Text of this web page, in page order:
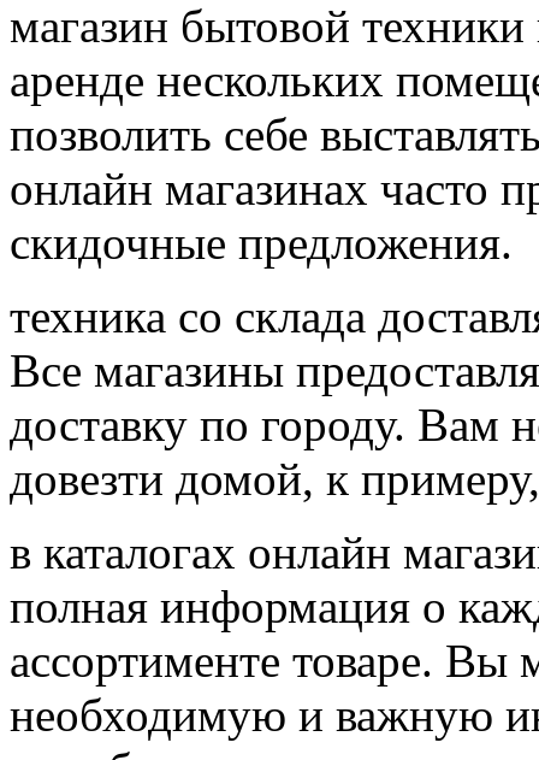
магазин бытовой
аренде нескольких
позволить себе
онлайн магазинах часто
скидочные предложения.
техника со склада
Все магазины
доставку по городу. Вам
довезти домой, к
в каталогах онлайн
полная информация о
ассортименте товаре. Вы
необходимую и важную